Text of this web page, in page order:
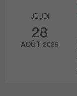
JEUDI
28
AOÛT 2025